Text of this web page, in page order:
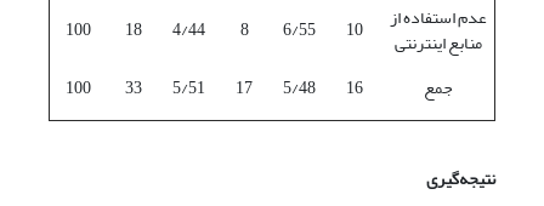
عدم استفاده از
منابع اینترنتی 10
6/55
8
4/44
18
100
جمع
16
5/48
17
5/51
33
100
نتیجه‌گیری